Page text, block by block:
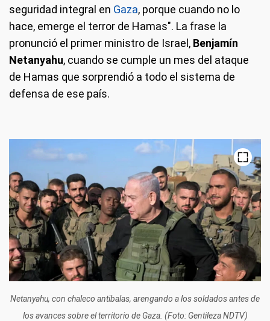
seguridad integral en Gaza, porque cuando no lo
hace, emerge el terror de Hamas". La frase la
pronunció el primer ministro de Israel, Benjamín
Netanyahu, cuando se cumple un mes del ataque
de Hamas que sorprendió a todo el sistema de
defensa de ese país.
Netanyahu, con chaleco antibalas, arengando a los soldados antes de
los avances sobre el territorio de Gaza. (Foto: Gentileza NDTV)